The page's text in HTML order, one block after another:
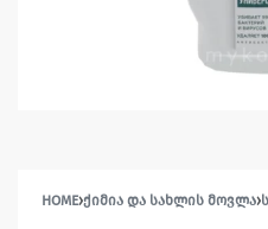
HOME›ᲥᲘᲛᲘᲐ ᲓᲐ ᲡᲐᲮᲚᲘᲡ ᲛᲝᲕᲚᲐ›